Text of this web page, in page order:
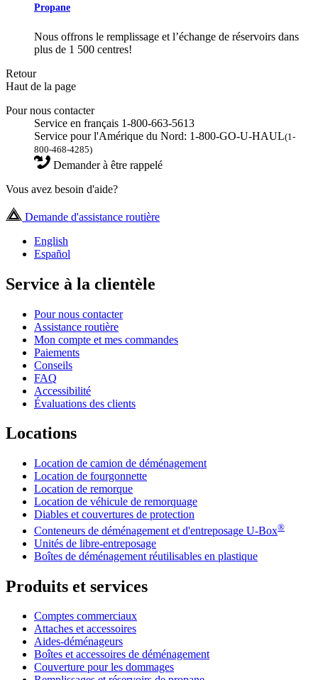
Propane
Nous offrons le remplissage et l’échange de réservoirs dans
plus de 1 500 centres!
Retour
Haut de la page
Pour nous contacter
Service en français 1-800-663-5613
Service pour l'Amérique du Nord: 1-800-GO-U-HAUL(1-
800-468-4285)
Demander à être rappelé
Vous avez besoin d'aide?
Demande d'assistance routière
English
Español
Service à la clientèle
Pour nous contacter
Assistance routière
Mon compte et mes commandes
Paiements
Conseils
FAQ
Accessibilité
Évaluations des clients
Locations
Location de camion de déménagement
Location de fourgonnette
Location de remorque
Location de véhicule de remorquage
Diables et couvertures de protection
Conteneurs de déménagement et d'entreposage U-Box®
Unités de libre-entreposage
Boîtes de déménagement réutilisables en plastique
Produits et services
Comptes commerciaux
Attaches et accessoires
Aides-déménageurs
Boîtes et accessoires de déménagement
Couverture pour les dommages